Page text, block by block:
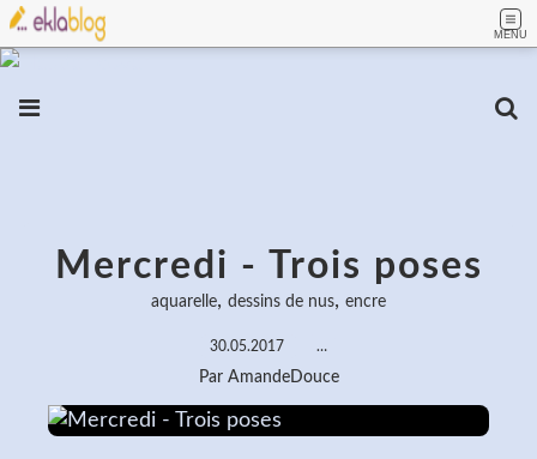
MENU
Mercredi - Trois poses
aquarelle, dessins de nus, encre
30.05.2017 …
Par AmandeDouce